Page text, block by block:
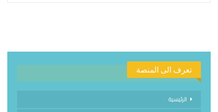
تعرف الى المنصة
الرئيسية